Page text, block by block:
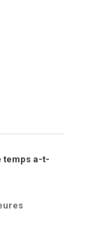
temps a-t-